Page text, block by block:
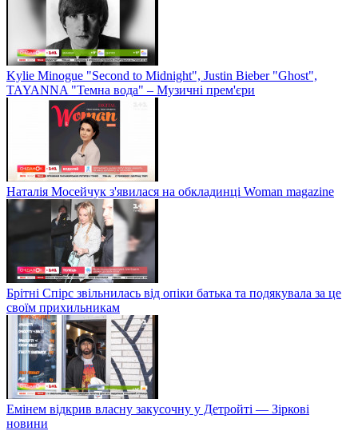
Kylie Minogue "Second to Midnight", Justin Bieber "Ghost",
TAYANNA "Темна вода" – Музичні прем'єри
Наталія Мосейчук з'явилася на обкладинці Woman magazine
Брітні Спірс звільнилась від опіки батька та подякувала за це
своїм прихильникам
Емінем відкрив власну закусочну у Детройті — Зіркові
новини